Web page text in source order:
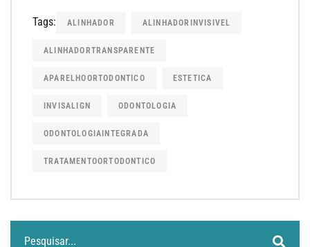
Tags: ALINHADOR ALINHADORINVISIVEL
ALINHADORTRANSPARENTE
APARELHOORTODONTICO ESTETICA
INVISALIGN ODONTOLOGIA
ODONTOLOGIAINTEGRADA
TRATAMENTOORTODONTICO